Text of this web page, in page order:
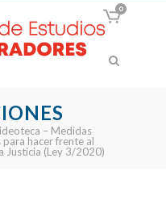
0
– Medidas
hacer frente al
Justicia (Ley 3/2020)